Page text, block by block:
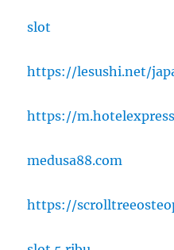
slot
https://lesushi.net/
https://
medusa88.com
https://